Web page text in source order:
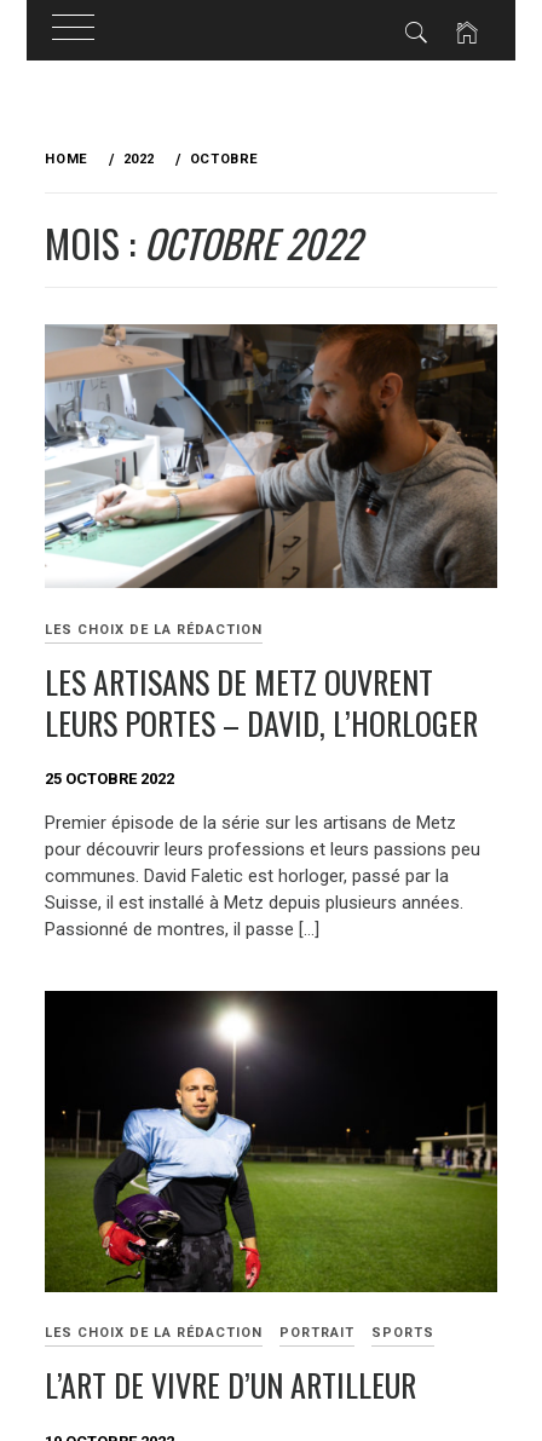
HOME 2022 OCTOBRE
MOIS : OCTOBRE 2022
LES CHOIX DE LA RÉDACTION
LES ARTISANS DE METZ OUVRENT
LEURS PORTES – DAVID, L’HORLOGER
25 OCTOBRE 2022
Premier épisode de la série sur les artisans de Metz
pour découvrir leurs professions et leurs passions peu
communes. David Faletic est horloger, passé par la
Suisse, il est installé à Metz depuis plusieurs années.
Passionné de montres, il passe […]
LES CHOIX DE LA RÉDACTION PORTRAIT SPORTS
L’ART DE VIVRE D’UN ARTILLEUR